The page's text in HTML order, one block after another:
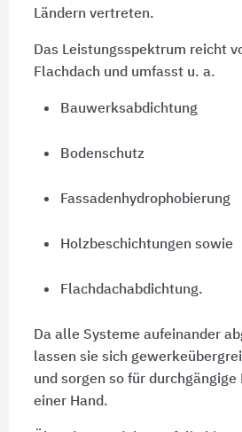
Ländern vertreten.
Das Leistungsspektrum reicht
Flachdach und umfasst u. a.
Bauwerksabdichtung
Bodenschutz
Fassadenhydrophobierung
Holzbeschichtungen sowie
Flachdachabdichtung.
Da alle Systeme aufeinander
lassen sie sich
und sorgen so für durchgängige
einer Hand.